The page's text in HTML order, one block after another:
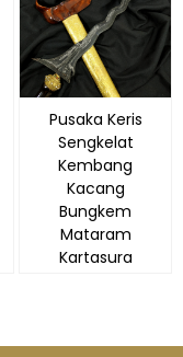
Pusaka Keris
Sengkelat
Kembang
Kacang
Bungkem
Mataram
Kartasura